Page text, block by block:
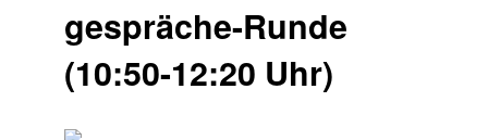
gespräche-Runde
(10:50-12:20 Uhr)